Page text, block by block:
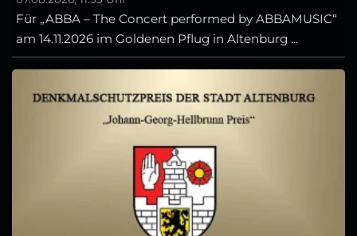
Für „ABBA – The Concert performed by ABBAMUSIC“
am 14.11.2026 im Goldenen Pflug in Altenburg ...